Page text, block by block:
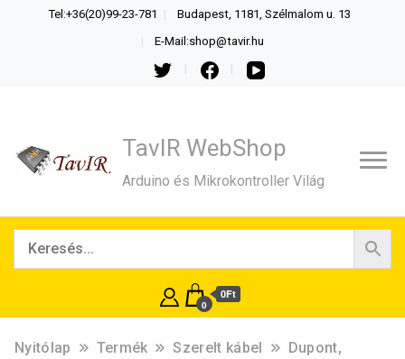
Tel:+36(20)99-23-781 Budapest, 1181, Szélmalom u. 13
E-Mail:shop@tavir.hu
TavIR WebShop
Arduino és Mikrokontroller Világ
0
0Ft
Nyitólap Termék Szerelt kábel
Dupont,